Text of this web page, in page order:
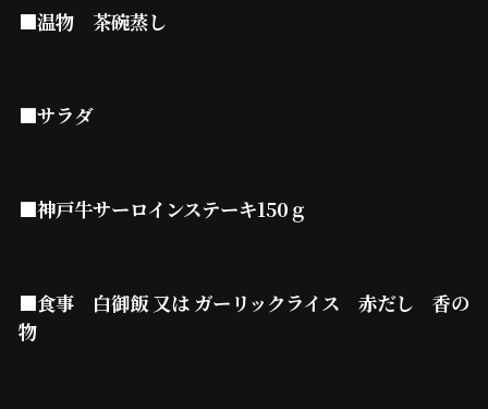
■温物 茶碗蒸し
■サラダ
■神戸牛サーロインステーキ150ｇ
■食事 白御飯 又は ガーリックライス 赤だし 香の
物